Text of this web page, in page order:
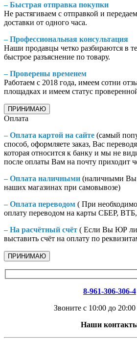
– Быстрая отправка покупки
Не растягиваем с отправкой и
доставки от одного часа.
– Профессиональная консультация
Наши продавцы четко разбираются в
быстрое разъяснение по товару.
– Проверены временем
Работаем с 2018 года, имеем сотни
площадках и имеем статус
ПРИНИМАЮ
Оплата
– Оплата картой на сайте (самый
способ, оформляете заказ, Вас
которая относится к банку и мы не
после оплаты Вам на почту приходит
– Оплата наличными (наличными Вы
наших магазинах при самовывозе)
– Оплата переводом ( При
оплату переводом на карты СБЕР,
– На расчётный счёт ( Если Вы ЮР
выставить счёт на оплату по
ПРИНИМАЮ
8-961-306-306-4
Звоните с 10:00 до
Наши